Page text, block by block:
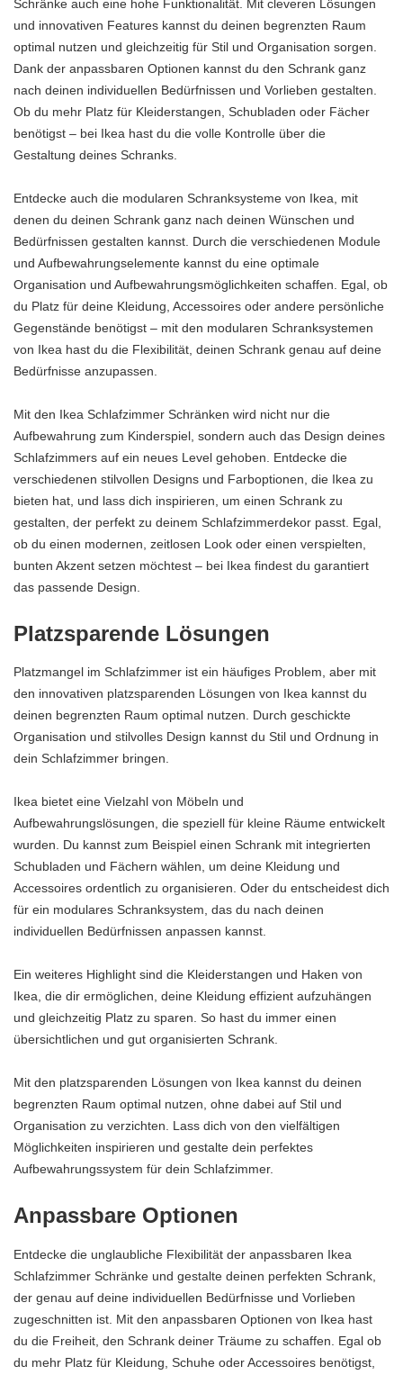
Schränke auch eine hohe Funktionalität. Mit cleveren Lösungen
und innovativen Features kannst du deinen begrenzten Raum
optimal nutzen und gleichzeitig für Stil und Organisation sorgen.
Dank der anpassbaren Optionen kannst du den Schrank ganz
nach deinen individuellen Bedürfnissen und Vorlieben gestalten.
Ob du mehr Platz für Kleiderstangen, Schubladen oder Fächer
benötigst – bei Ikea hast du die volle Kontrolle über die
Gestaltung deines Schranks.
Entdecke auch die modularen Schranksysteme von Ikea, mit
denen du deinen Schrank ganz nach deinen Wünschen und
Bedürfnissen gestalten kannst. Durch die verschiedenen Module
und Aufbewahrungselemente kannst du eine optimale
Organisation und Aufbewahrungsmöglichkeiten schaffen. Egal, ob
du Platz für deine Kleidung, Accessoires oder andere persönliche
Gegenstände benötigst – mit den modularen Schranksystemen
von Ikea hast du die Flexibilität, deinen Schrank genau auf deine
Bedürfnisse anzupassen.
Mit den Ikea Schlafzimmer Schränken wird nicht nur die
Aufbewahrung zum Kinderspiel, sondern auch das Design deines
Schlafzimmers auf ein neues Level gehoben. Entdecke die
verschiedenen stilvollen Designs und Farboptionen, die Ikea zu
bieten hat, und lass dich inspirieren, um einen Schrank zu
gestalten, der perfekt zu deinem Schlafzimmerdekor passt. Egal,
ob du einen modernen, zeitlosen Look oder einen verspielten,
bunten Akzent setzen möchtest – bei Ikea findest du garantiert
das passende Design.
Platzsparende Lösungen
Platzmangel im Schlafzimmer ist ein häufiges Problem, aber mit
den innovativen platzsparenden Lösungen von Ikea kannst du
deinen begrenzten Raum optimal nutzen. Durch geschickte
Organisation und stilvolles Design kannst du Stil und Ordnung in
dein Schlafzimmer bringen.
Ikea bietet eine Vielzahl von Möbeln und
Aufbewahrungslösungen, die speziell für kleine Räume entwickelt
wurden. Du kannst zum Beispiel einen Schrank mit integrierten
Schubladen und Fächern wählen, um deine Kleidung und
Accessoires ordentlich zu organisieren. Oder du entscheidest dich
für ein modulares Schranksystem, das du nach deinen
individuellen Bedürfnissen anpassen kannst.
Ein weiteres Highlight sind die Kleiderstangen und Haken von
Ikea, die dir ermöglichen, deine Kleidung effizient aufzuhängen
und gleichzeitig Platz zu sparen. So hast du immer einen
übersichtlichen und gut organisierten Schrank.
Mit den platzsparenden Lösungen von Ikea kannst du deinen
begrenzten Raum optimal nutzen, ohne dabei auf Stil und
Organisation zu verzichten. Lass dich von den vielfältigen
Möglichkeiten inspirieren und gestalte dein perfektes
Aufbewahrungssystem für dein Schlafzimmer.
Anpassbare Optionen
Entdecke die unglaubliche Flexibilität der anpassbaren Ikea
Schlafzimmer Schränke und gestalte deinen perfekten Schrank,
der genau auf deine individuellen Bedürfnisse und Vorlieben
zugeschnitten ist. Mit den anpassbaren Optionen von Ikea hast
du die Freiheit, den Schrank deiner Träume zu schaffen. Egal ob
du mehr Platz für Kleidung, Schuhe oder Accessoires benötigst,